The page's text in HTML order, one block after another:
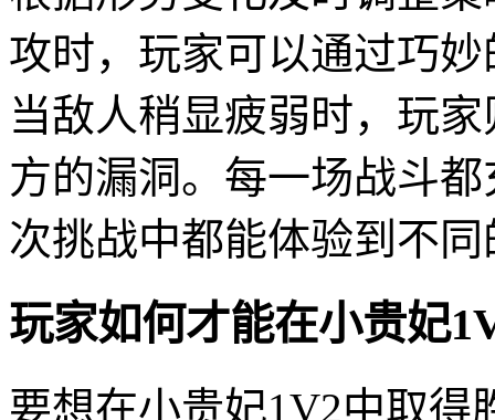
攻时，玩家可以通过巧
当敌人稍显疲弱时，玩
方的漏洞。每一场战斗
次挑战中都能体验到不
玩家如何才能在小贵妃
要想在小贵妃1V2中取得